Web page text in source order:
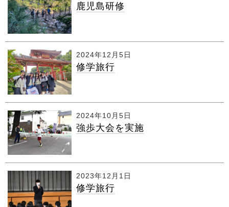
鹿児島研修
2024年12月5日
修学旅行
2024年10月5日
強歩大会を実施
2023年12月1日
修学旅行